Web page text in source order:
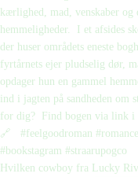
Hvilken cowboy fra Lucky